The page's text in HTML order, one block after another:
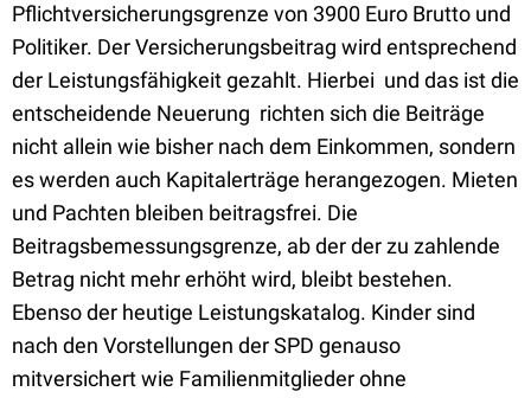
Pflichtversicherungsgrenze von 3900 Euro Brutto und
Politiker. Der Versicherungsbeitrag wird entsprechend
der Leistungsfähigkeit gezahlt. Hierbei  und das ist die
entscheidende Neuerung  richten sich die Beiträge
nicht allein wie bisher nach dem Einkommen, sondern
es werden auch Kapitalerträge herangezogen. Mieten
und Pachten bleiben beitragsfrei. Die
Beitragsbemessungsgrenze, ab der der zu zahlende
Betrag nicht mehr erhöht wird, bleibt bestehen.
Ebenso der heutige Leistungskatalog. Kinder sind
nach den Vorstellungen der SPD genauso
mitversichert wie Familienmitglieder ohne